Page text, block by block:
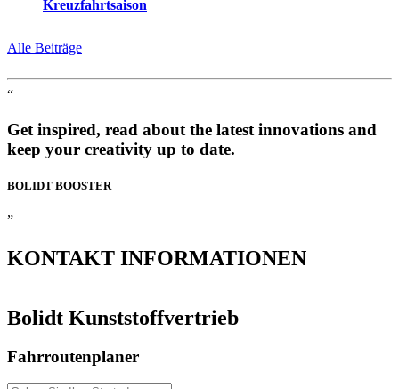
Kreuzfahrtsaison
Alle Beiträge
“
Get inspired, read about the latest innovations and
keep your creativity up to date.
BOLIDT BOOSTER
”
KONTAKT INFORMATIONEN
Bolidt Kunststoffvertrieb
Fahrroutenplaner